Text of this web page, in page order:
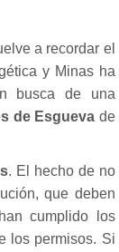
a recordar el
y Minas ha
busca de una
de Esgueva de
. El hecho de no
que deben
cumplido los
los permisos. Si